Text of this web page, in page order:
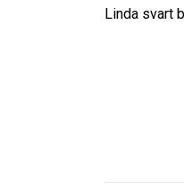
Linda svart